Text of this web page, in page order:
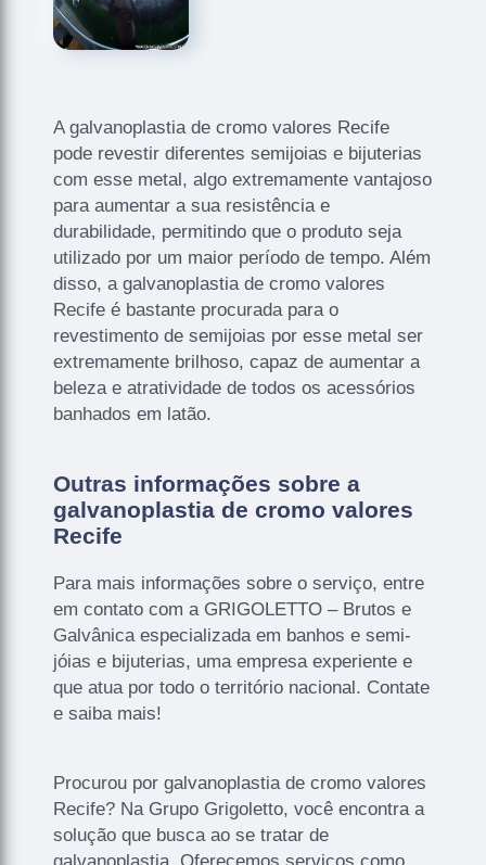
A galvanoplastia de cromo valores Recife
pode revestir diferentes semijoias e bijuterias
com esse metal, algo extremamente vantajoso
para aumentar a sua resistência e
durabilidade, permitindo que o produto seja
utilizado por um maior período de tempo. Além
disso, a galvanoplastia de cromo valores
Recife é bastante procurada para o
revestimento de semijoias por esse metal ser
extremamente brilhoso, capaz de aumentar a
beleza e atratividade de todos os acessórios
banhados em latão.
Outras informações sobre a
galvanoplastia de cromo valores
Recife
Para mais informações sobre o serviço, entre
em contato com a GRIGOLETTO – Brutos e
Galvânica especializada em banhos e semi-
jóias e bijuterias, uma empresa experiente e
que atua por todo o território nacional. Contate
e saiba mais!
Procurou por galvanoplastia de cromo valores
Recife? Na Grupo Grigoletto, você encontra a
solução que busca ao se tratar de